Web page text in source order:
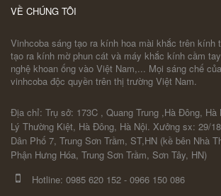
VỀ CHÚNG TÔI
Vinhcoba sáng tạo ra kính hoa mài khắc trên kính
tạo ra kính mờ phun cát và máy khắc kính cầm
nghệ khoan ống vào Việt Nam,... Mọi sáng chế
vinhcoba độc quyền trên thị trường Việt Nam.
Địa chỉ: Trụ sở: 173C , Quang Trung ,Hà Đông, Hà
Lý Thường Kiệt, Hà Đông, Hà Nội. Xưởng sx: 29/
Dân Phố 7, Trung Sơn Trầm, ST,HN (kề bên Nhà
Phận Hưng Hóa, Trung Sơn Trầm, Sơn Tây, HN)
Hotline: 0985 620 152 - 0966 150 086